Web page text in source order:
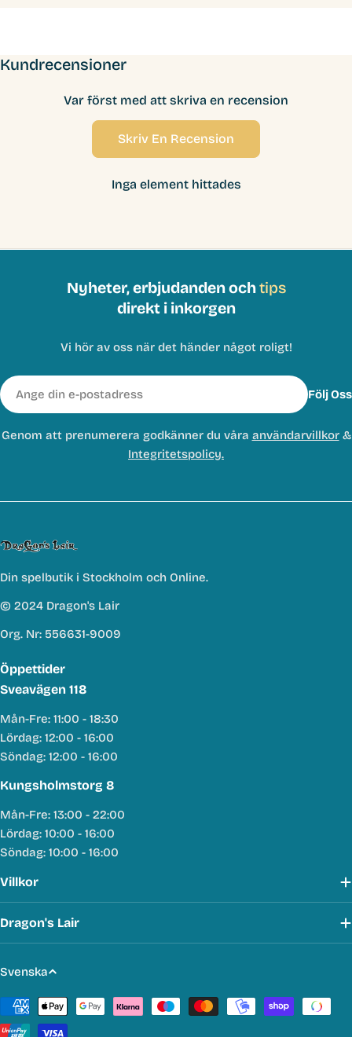
Kundrecensioner
Var först med att skriva en recension
Skriv En Recension
Inga element hittades
Nyheter, erbjudanden ochtips
direkt i inkorgen
Vi hör av oss när det händer något roligt!
E-
post
Följ Oss
Genom att prenumerera godkänner du våra användarvillkor&
Integritetspolicy.
Din spelbutik i Stockholm och Online.
© 2024 Dragon's Lair
Org. Nr: 556631-9009
Öppettider
Sveavägen 118
Mån-Fre: 11:00 - 18:30
Lördag: 12:00 - 16:00
Söndag: 12:00 - 16:00
Kungsholmstorg 8
Mån-Fre: 13:00 - 22:00
Lördag: 10:00 - 16:00
Söndag: 10:00 - 16:00
Villkor
Dragon's Lair
S
p
r
å
Svenska
Betalmetoder